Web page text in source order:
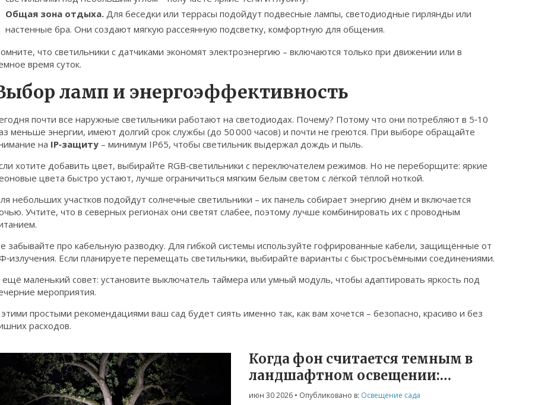
Общая зона отдыха. Для беседки или террасы подойдут подвесные лампы, светодиодные гирлянды или
настенные бра. Они создают мягкую рассеянную подсветку, комфортную для общения.
что светильники с датчиками экономят электроэнергию – включаются только при движении или в
время суток.
ламп и энергоэффективность
почти все наружные светильники работают на светодиодах. Почему? Потому что они потребляют в 5‑10
меньше энергии, имеют долгий срок службы (до 50 000 часов) и почти не греются. При выборе обращайте
на IP‑защиту – минимум IP65, чтобы светильник выдержал дождь и пыль.
хотите добавить цвет, выбирайте RGB‑светильники с переключателем режимов. Но не переборщите: яркие
цвета быстро устают, лучше ограничиться мягким белым светом с лёгкой тёплой ноткой.
небольших участков подойдут солнечные светильники – их панель собирает энергию днём и включается
Учтите, что в северных регионах они светят слабее, поэтому лучше комбинировать их с проводным
забывайте про кабельную разводку. Для гибкой системы используйте гофрированные кабели, защищённые от
Если планируете перемещать светильники, выбирайте варианты с быстросъёмными соединениями.
маленький совет: установите выключатель таймера или умный модуль, чтобы адаптировать яркость под
мероприятия.
простыми рекомендациями ваш сад будет сиять именно так, как вам хочется – безопасно, красиво и без
расходов.
Когда фон считается темным в
ландшафтном освещении:
правила и примеры
июн 30 2026 • Опубликовано в: Освещение сада